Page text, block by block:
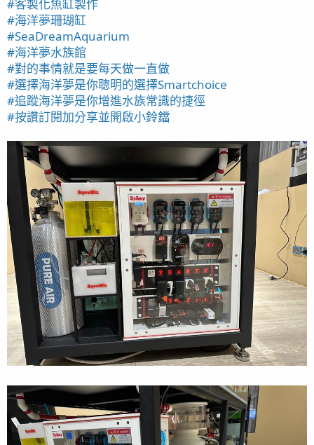
#客製化魚缸製作
#海洋夢珊瑚缸
#SeaDreamAquarium
#海洋夢水族館
#對的事情就是要每天做一直做
#選擇海洋夢是你聰明的選擇Smartchoice
#追蹤海洋夢是你增進水族常識的捷徑
#按讚訂閱加分享並開啟小鈴鐺